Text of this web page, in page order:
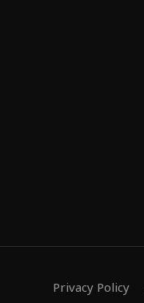
Privacy Policy